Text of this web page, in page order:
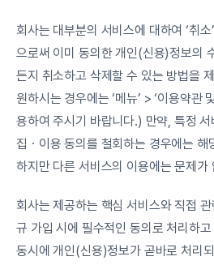
회사는 대부분의 서비스에 대하여 ‘취소
으로써 이미 동의한 개인(신용)정보의
든지 취소하고 삭제할 수 있는 방법을
원하시는 경우에는 ‘메뉴’ > ‘이용약관
용하여 주시기 바랍니다.) 만약, 특정
집ㆍ이용 동의를 철회하는 경우에는 해
하지만 다른 서비스의 이용에는 문제가
회사는 제공하는 핵심 서비스와 직접
규 가입 시에 필수적인 동의로 처리하
동시에 개인(신용)정보가 곧바로 처리